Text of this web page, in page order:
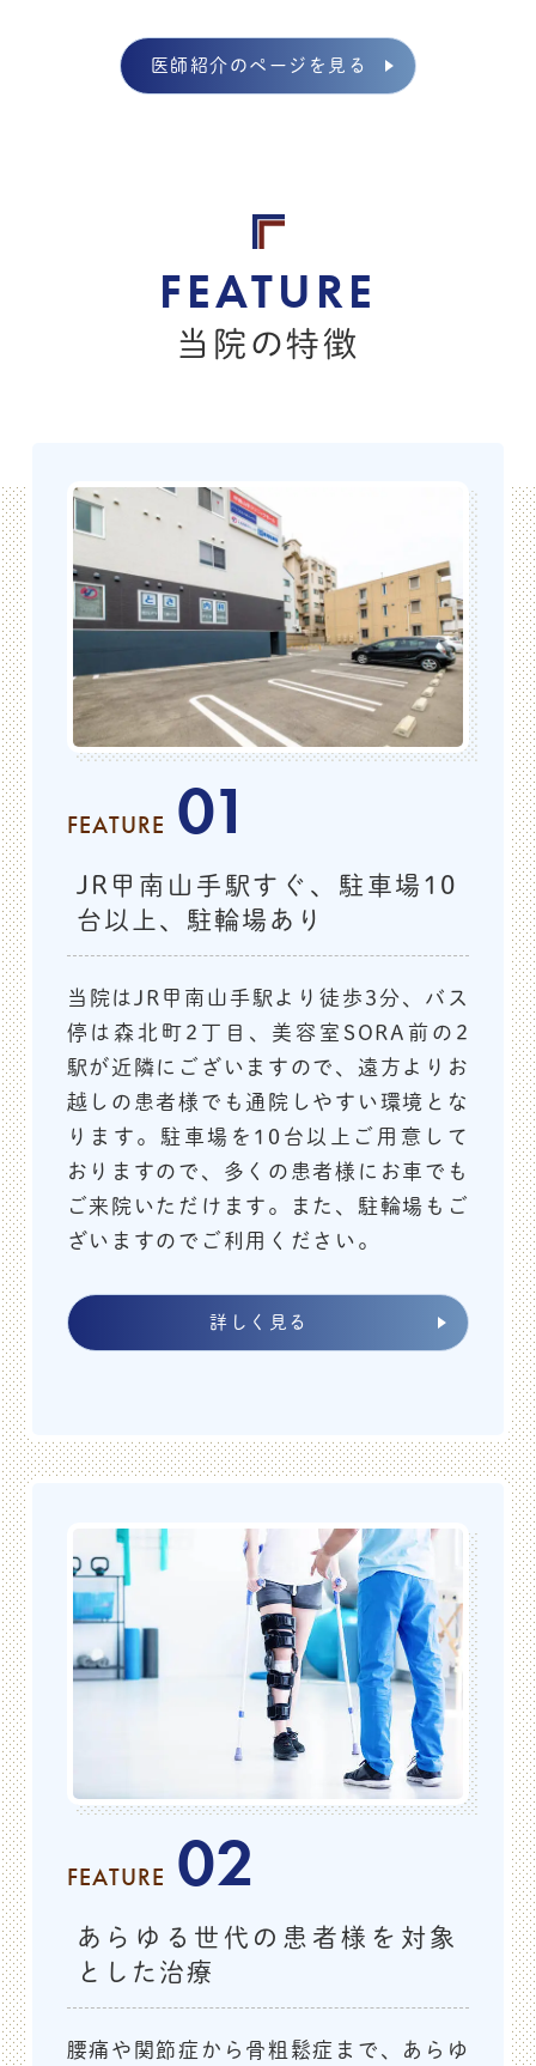
TEL：078-855-2985
お知らせ
時間について
2025/12/26（金）の午後診察
ご迷惑をお掛け致しますが、どうぞよろしくお願いいた
します。
2025.12.06 お知らせ
年末年始について
2025年12月28日（日）～2026年1月4日
（日）までを休診とさせて頂きます。
新年は1月5日（月）より診療を開始致します。
休診のお知らせ
2026/1/16（金）午後診察～
2026/1/17（土）
までの診察を休診とさせて頂きま
ご迷惑をお掛け致しますが、どうぞよろしくお願いいた
インフルエンザワクチンの予約に
ついて
2025/9/24（水）より満13歳以上の方のインフルエンザ
ワクチンの予約受付を開始致します。※当院で接種でき
るのは注射薬のみです。
医師紹介のページを見る
当院の特徴
FEATURE 01
JR甲南山手駅すぐ、駐車場10
台以上、駐輪場あり
当院はJR甲南山手駅より徒歩3分、バス
停は森北町2丁目、美容室SORA前の2
駅が近隣にございますので、遠方よりお
越しの患者様でも通院しやすい環境とな
ります。駐車場を10台以上ご用意して
おりますので、多くの患者様にお車でも
ご来院いただけます。また、駐輪場もご
ざいますのでご利用ください。
詳しく見る
FEATURE 02
あらゆる世代の患者様を対象
とした治療
腰痛や関節症から骨粗鬆症まで、あらゆ